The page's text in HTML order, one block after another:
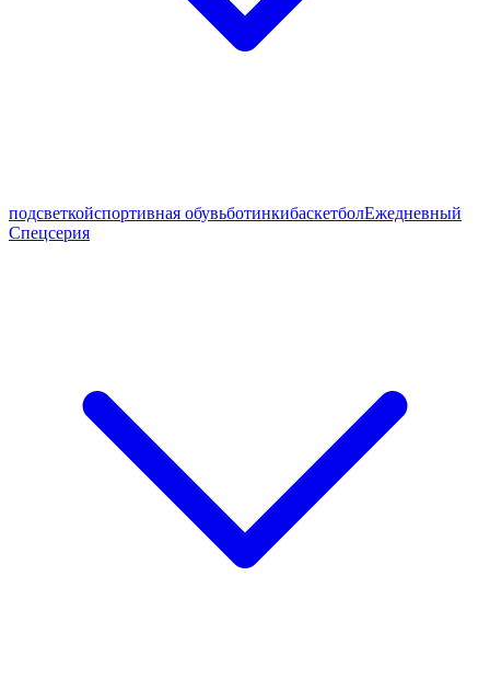
подсветкойспортивная обувьботинкибаскетболЕжедневный
Спецсерия